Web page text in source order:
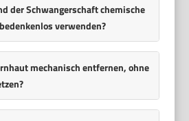
der Schwangerschaft chemische
verwenden?
mechanisch entfernen, ohne